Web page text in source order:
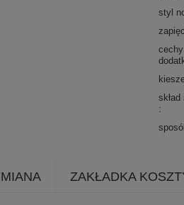
styl
cechy
skład
ZAKŁADKA